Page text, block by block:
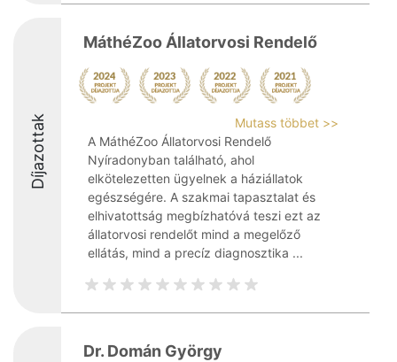
Díjazottak
MáthéZoo Állatorvosi Rendelő
Mutass többet >>
A MáthéZoo Állatorvosi Rendelő
Nyíradonyban található, ahol
elkötelezetten ügyelnek a háziállatok
egészségére. A szakmai tapasztalat és
elhivatottság megbízhatóvá teszi ezt az
állatorvosi rendelőt mind a megelőző
ellátás, mind a precíz diagnosztika ...
Dr. Domán György